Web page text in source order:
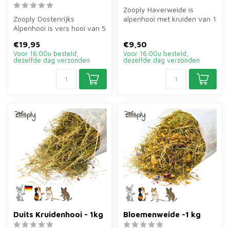
Zooply Oostenrijks
Alpenhooi is vers hooi van 5
and...
€19,95
Voor 16.00u besteld,
dezelfde dag verzonden
Zooply Haverweide is
alpenhooi met kruiden van 1
€9,50
Voor 16.00u besteld,
dezelfde dag verzonden
Duits Kruidenhooi - 1kg Bloemenweide -1 kg